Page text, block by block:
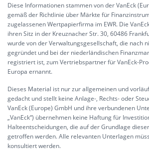
Diese Informationen stammen von der VanEck
gemäß der Richtlinie über Märkte für
zugelassenen Wertpapierfirma im EWR. Die
ihren Sitz in der Kreuznacher Str. 30, 60486
wurde von der Verwaltungsgesellschaft, die nach
gegründet und bei der niederländischen
registriert ist, zum Vertriebspartner für VanEck-
Europa ernannt.
Dieses Material ist nur zur allgemeinen und
gedacht und stellt keine Anlage-, Rechts- oder
VanEck (Europe) GmbH und ihre verbundenen
„VanEck“) übernehmen keine Haftung für
Halteentscheidungen, die auf der Grundlage
getroffen werden. Alle relevanten Unterlagen
konsultiert werden.